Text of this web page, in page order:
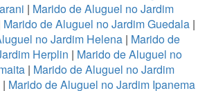
| Marido de Aluguel no Jardim
Marido de Aluguel no Jardim Guedala|
no Jardim Helena| Marido de
Herplin | Marido de Aluguel no
| Marido de Aluguel no Jardim
| Marido de Aluguel no Jardim Ipanema